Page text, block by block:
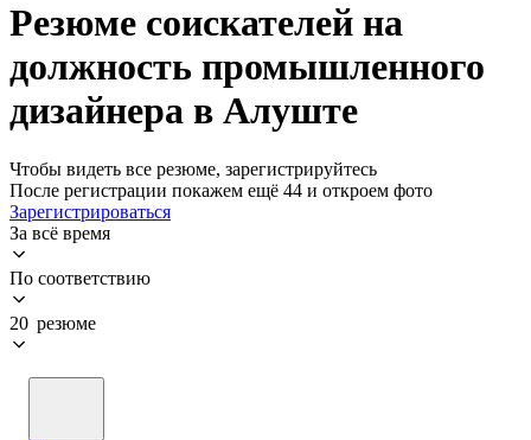
Резюме соискателей на
должность промышленного
дизайнера в Алуште
Чтобы видеть все резюме, зарегистрируйтесь
После регистрации покажем ещё 44 и откроем фото
Зарегистрироваться
За всё время
По соответствию
20 резюме